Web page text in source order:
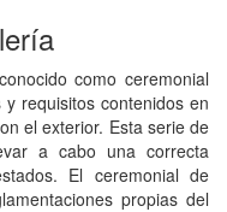
como ceremonial
requisitos contenidos en
el exterior. Esta serie de
a cabo una correcta
El ceremonial de
propias del